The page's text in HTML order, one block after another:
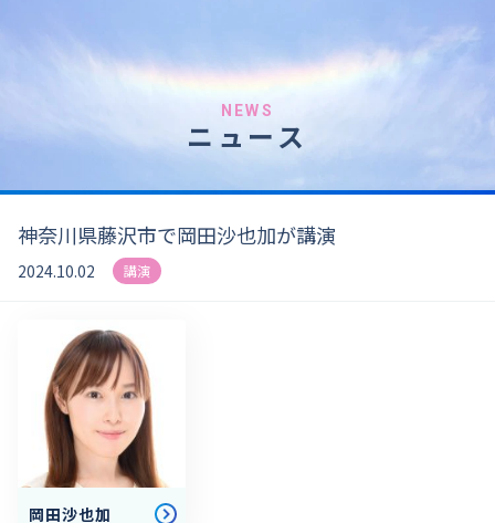
NEWS
ニュース
神奈川県藤沢市で岡田沙也加が講演
2024.10.02 講演
岡田沙也加